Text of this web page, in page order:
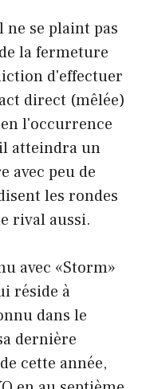
se plaint pas
la fermeture
d'effectuer
direct (mêlée)
l'occurrence
atteindra un
avec peu de
les rondes
rival aussi.
avec «Storm»
réside à
dans le
dernière
cette année,